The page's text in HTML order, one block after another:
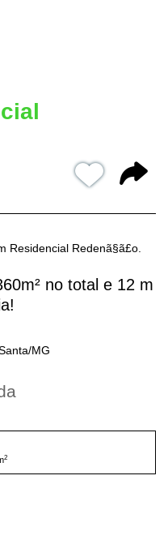
Residencial Redenã§ã£o.
no total e 12 m
MG
2